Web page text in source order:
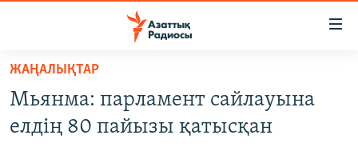
Skip
main
content
ЖАҢАЛЫҚТАР
Мьянма: парламент сайлауына
елдің 80 пайызы қатысқан